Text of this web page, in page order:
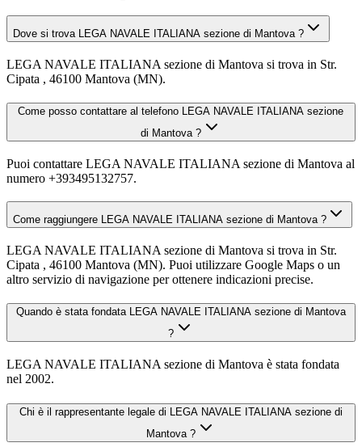
Dove si trova LEGA NAVALE ITALIANA sezione di Mantova ?
LEGA NAVALE ITALIANA sezione di Mantova si trova in Str.
Cipata , 46100 Mantova (MN).
Come posso contattare al telefono LEGA NAVALE ITALIANA sezione
di Mantova ?
Puoi contattare LEGA NAVALE ITALIANA sezione di Mantova al
numero +393495132757.
Come raggiungere LEGA NAVALE ITALIANA sezione di Mantova ?
LEGA NAVALE ITALIANA sezione di Mantova si trova in Str.
Cipata , 46100 Mantova (MN). Puoi utilizzare Google Maps o un
altro servizio di navigazione per ottenere indicazioni precise.
Quando è stata fondata LEGA NAVALE ITALIANA sezione di Mantova
?
LEGA NAVALE ITALIANA sezione di Mantova è stata fondata
nel 2002.
Chi è il rappresentante legale di LEGA NAVALE ITALIANA sezione di
Mantova ?